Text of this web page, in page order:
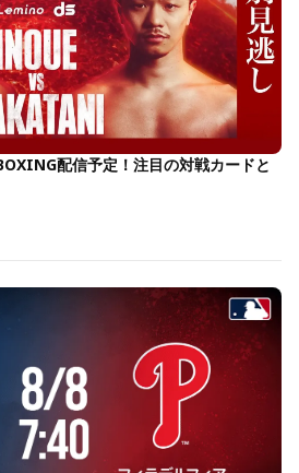
配信予定！注目の対戦カードと